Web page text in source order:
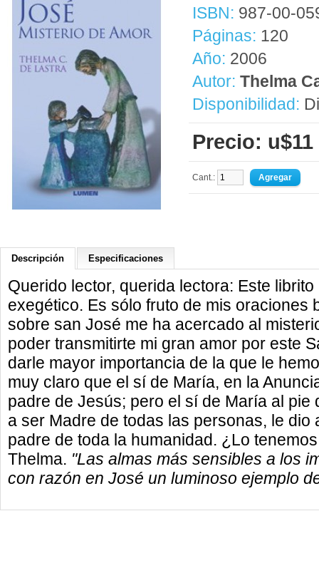
ISBN: 987-00-
Páginas: 120
Año: 2006
Autor: Thelma
Disponibilidad:
Precio: u$11
Cant.:
Descripción Especificaciones
Querido lector, querida lectora: Este
exegético. Es sólo fruto de mis oraciones
sobre san José me ha acercado al
poder transmitirte mi gran amor por este
darle mayor importancia de la que le
muy claro que el sí de María, en la
padre de Jesús; pero el sí de María al pie
a ser Madre de todas las personas, le dio
padre de toda la humanidad. ¿Lo
Thelma. "Las almas más sensibles a los
con razón en José un luminoso ejemplo